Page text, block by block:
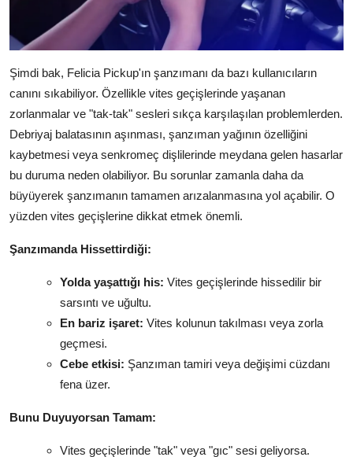
Şimdi bak, Felicia Pickup'ın şanzımanı da bazı kullanıcıların
canını sıkabiliyor. Özellikle vites geçişlerinde yaşanan
zorlanmalar ve "tak-tak" sesleri sıkça karşılaşılan problemlerden.
Debriyaj balatasının aşınması, şanzıman yağının özelliğini
kaybetmesi veya senkromeç dişlilerinde meydana gelen hasarlar
bu duruma neden olabiliyor. Bu sorunlar zamanla daha da
büyüyerek şanzımanın tamamen arızalanmasına yol açabilir. O
yüzden vites geçişlerine dikkat etmek önemli.
Şanzımanda Hissettirdiği:
Yolda yaşattığı his: Vites geçişlerinde hissedilir bir
sarsıntı ve uğultu.
En bariz işaret: Vites kolunun takılması veya zorla
geçmesi.
Cebe etkisi: Şanzıman tamiri veya değişimi cüzdanı
fena üzer.
Bunu Duyuyorsan Tamam:
Vites geçişlerinde "tak" veya "gıc" sesi geliyorsa.